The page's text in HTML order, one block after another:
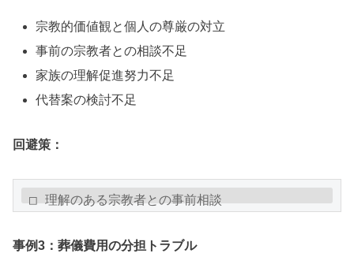
宗教的価値観と個人の尊厳の対立
事前の宗教者との相談不足
家族の理解促進努力不足
代替案の検討不足
回避策：
□ 理解のある宗教者との事前相談
□ 別途お別れの場の設定（自由葬等）
事例3：葬儀費用の分担トラブル